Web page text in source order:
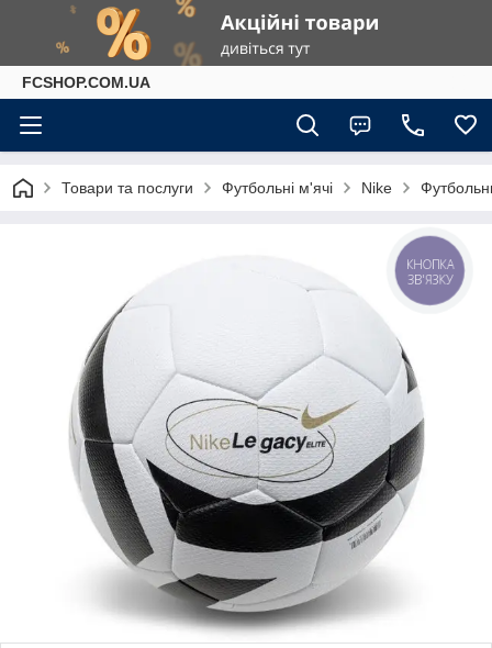
FCSHOP.COM.UA
Товари та послуги Футбольні м'ячі Nike
КНОПКА
ЗВ'ЯЗКУ